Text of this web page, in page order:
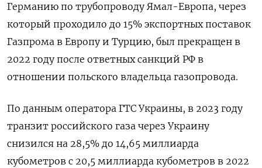
Германию по трубопроводу Ямал-Европа, через
который проходило до 15% экспортных поставок
Газпрома в Европу и Турцию, был прекращен в
2022 году после ответных санкций РФ в
отношении польского владельца газопровода.
По данным оператора ГТС Украины, в 2023 году
транзит российского газа через Украину
снизился на 28,5% до 14,65 миллиарда
кубометров с 20,5 миллиарда кубометров в 2022